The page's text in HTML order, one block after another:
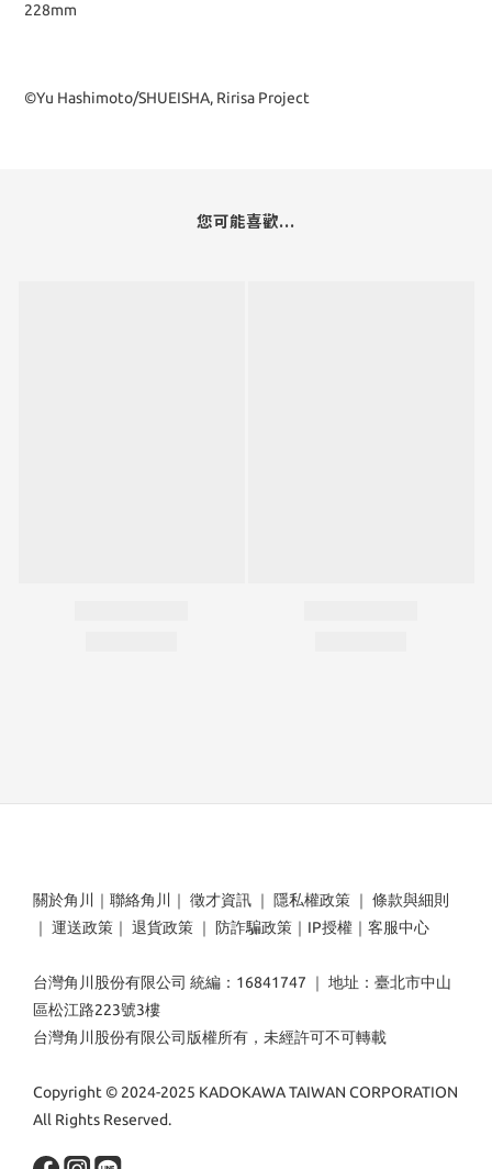
228mm
©Yu Hashimoto/SHUEISHA, Ririsa Project
您可能喜歡...
關於角川 ｜ 聯絡角川 ｜ 徵才資訊 ｜ 隱私權政策 ｜ 條款與細則
｜ 運送政策 ｜ 退貨政策 ｜ 防詐騙政策 ｜ IP授權 ｜ 客服中心
台灣角川股份有限公司 統編：16841747 ｜ 地址：臺北市中山
區松江路223號3樓
台灣角川股份有限公司版權所有，未經許可不可轉載
Copyright © 2024-2025 KADOKAWA TAIWAN CORPORATION
All Rights Reserved.